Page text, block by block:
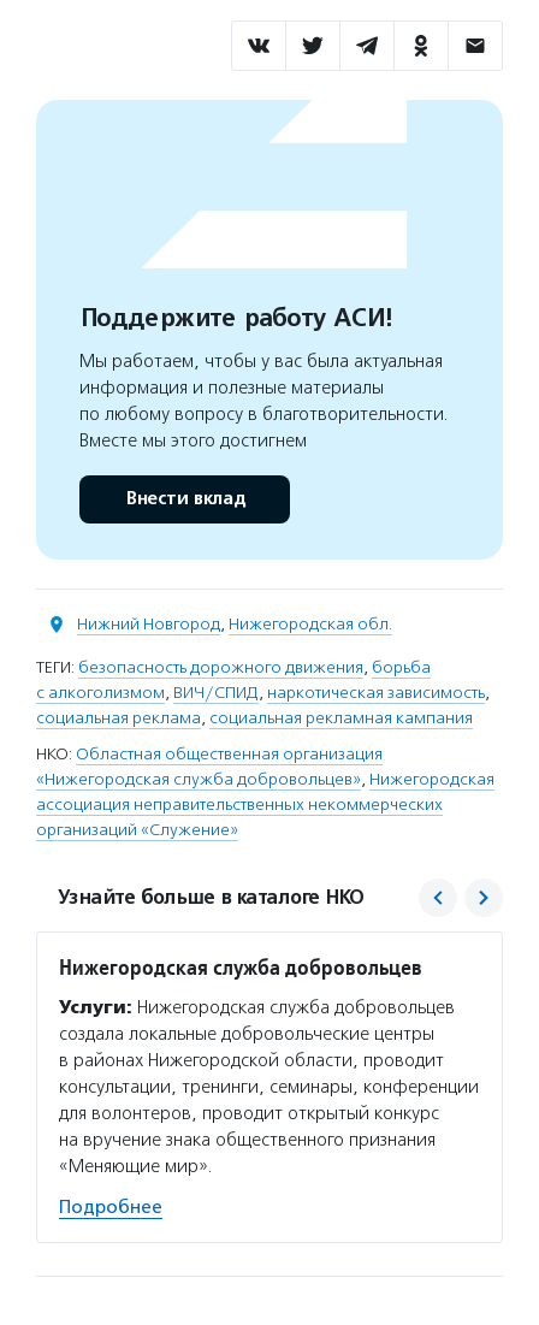
Поддержите работу АСИ!
Мы работаем, чтобы у вас была актуальная
информация и полезные материалы
по любому вопросу в благотворительности.
Вместе мы этого достигнем
Внести вклад
Нижний Новгород, Нижегородская обл.
ТЕГИ: безопасность дорожного движения, борьба
с алкоголизмом, ВИЧ/СПИД, наркотическая зависимость,
социальная реклама, социальная рекламная кампания
НКО: Областная общественная организация
«Нижегородская служба добровольцев», Нижегородская
ассоциация неправительственных некоммерческих
организаций «Служение»
Узнайте больше в каталоге НКО
Нижегородская служба добровольцев
Услуги: Нижегородская служба добровольцев
создала локальные добровольческие центры
в районах Нижегородской области, проводит
консультации, тренинги, семинары, конференции
для волонтеров, проводит открытый конкурс
на вручение знака общественного признания
«Меняющие мир».
Подробнее